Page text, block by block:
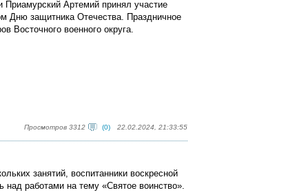
Приамурский Артемий принял участие
Дню защитника Отечества. Праздничное
Восточного военного округа.
Просмотров 3312 (0) 22.02.2024, 21:33:55
занятий, воспитанники воскресной
над работами на тему «Святое воинство».